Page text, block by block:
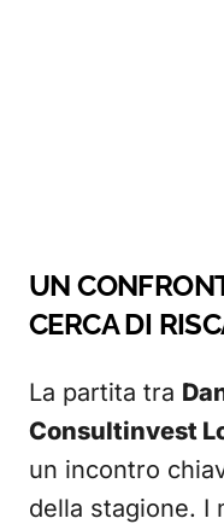
UN
CERCA DI
La partita tra
Consultinvest
un incontro
della stagione. I